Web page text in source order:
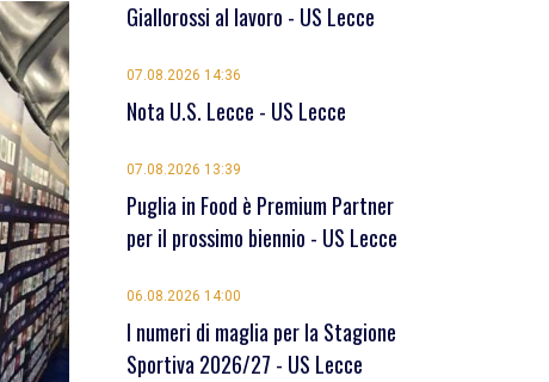
Giallorossi al lavoro - US Lecce
07.08.2026 14:36
Nota U.S. Lecce - US Lecce
07.08.2026 13:39
Puglia in Food è Premium Partner
per il prossimo biennio - US Lecce
06.08.2026 14:00
I numeri di maglia per la Stagione
Sportiva 2026/27 - US Lecce